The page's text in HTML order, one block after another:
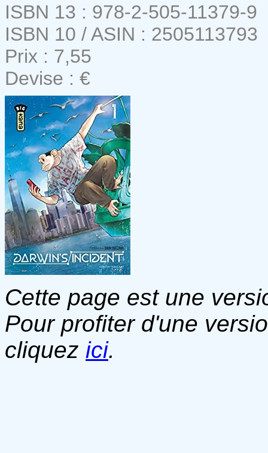
ISBN 13 : 978-2-505-11379-9
ISBN 10 / ASIN : 2505113793
Prix : 7,55
Devise : €
Cette page est une
Pour profiter d'une
cliquez ici.